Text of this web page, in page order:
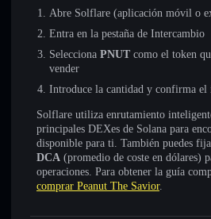
Abre Solflare (aplicación móvil o
Entra en la pestaña de Intercambio
Selecciona PNUT como el token
vender
Introduce la cantidad y confirma el
Solflare utiliza enrutamiento
principales DEXes de Solana para
disponible para ti. También puedes
DCA (promedio de coste en dólares)
operaciones. Para obtener la guía
comprar Peanut The Savior.